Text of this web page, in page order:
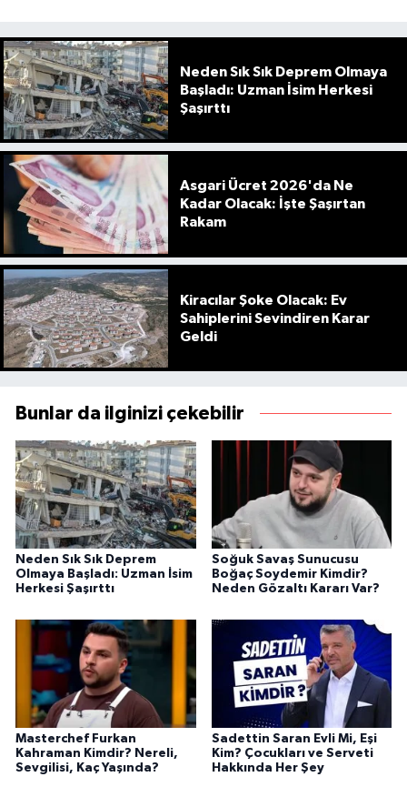
Neden Sık Sık Deprem Olmaya
Başladı: Uzman İsim Herkesi
Şaşırttı
Asgari Ücret 2026'da Ne
Kadar Olacak: İşte Şaşırtan
Rakam
Kiracılar Şoke Olacak: Ev
Sahiplerini Sevindiren Karar
Geldi
Bunlar da ilginizi çekebilir
Neden Sık Sık Deprem
Olmaya Başladı: Uzman İsim
Herkesi Şaşırttı
Soğuk Savaş Sunucusu
Boğaç Soydemir Kimdir?
Neden Gözaltı Kararı Var?
Masterchef Furkan
Kahraman Kimdir? Nereli,
Sevgilisi, Kaç Yaşında?
Sadettin Saran Evli Mi, Eşi
Kim? Çocukları ve Serveti
Hakkında Her Şey